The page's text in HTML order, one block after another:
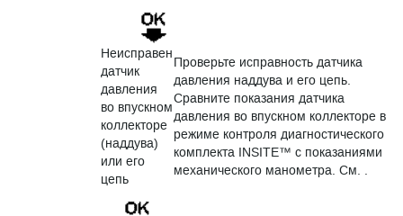
Неисправен
датчик
давления
во впускном
коллекторе
(наддува)
или его
цепь
Проверьте исправность датчика
давления наддува и его цепь.
Сравните показания датчика
давления во впускном коллекторе в
режиме контроля диагностического
комплекта INSITE™ с показаниями
механического манометра. См. .